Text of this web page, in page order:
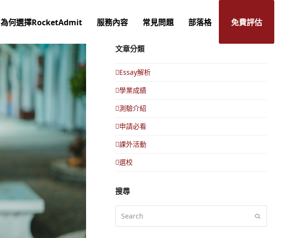
為何選擇RocketAdmit 服務內容 常見問題 部落格 免費評估
文章分類
Essay解析
學業成績
測驗介紹
申請必看
課外活動
選校
搜尋